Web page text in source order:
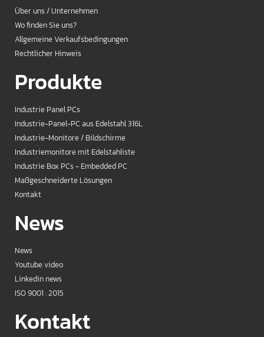
Über uns / Unternehmen
Wo finden Sie uns?
Allgemeine Verkaufsbedingungen
Rechtlicher Hinweis
Produkte
Industrie Panel PCs
Industrie-Panel-PC aus Edelstahl 316L
Industrie-Monitore / Bildschirme
Industriemonitore mit Edelstahliste
Industrie Box PCs - Embedded PC
Maßgeschneiderte Lösungen
Kontakt
News
News
Youtube video
Linkedin news
ISO 9001 : 2015
Kontakt